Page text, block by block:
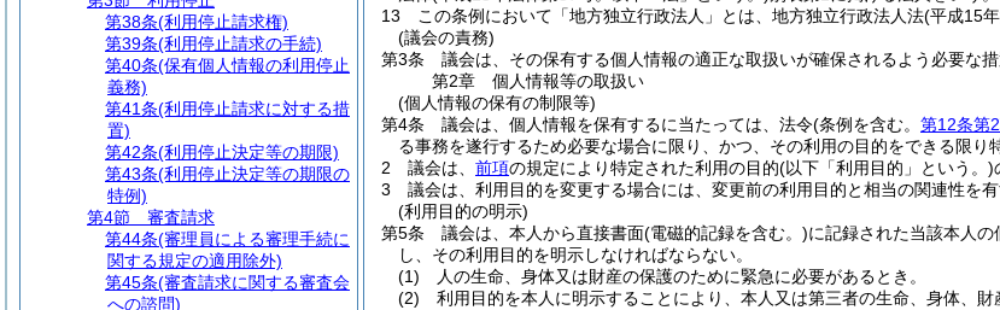
13
この条例において「地方独立行政法人」とは、地方独立行政法人法(平成15
(議会の責務)
第3条
議会は、その保有する個人情報の適正な取扱いが確保されるよう必要な措
第2章
個人情報等の取扱い
(個人情報の保有の制限等)
第4条
議会は、個人情報を保有するに当たっては、法令(条例を含む。 第12条第
る事務を遂行するため必要な場合に限り、かつ、その利用の目的をできる限り
2
議会は、 前項の規定により特定された利用の目的(以下「利用目的」という。)
3
議会は、利用目的を変更する場合には、変更前の利用目的と相当の関連性を
(利用目的の明示)
第5条
議会は、本人から直接書面(電磁的記録を含む。)に記録された当該本人
し、その利用目的を明示しなければならない。
(1)
人の生命、身体又は財産の保護のために緊急に必要があるとき。
(2)
利用目的を本人に明示することにより、本人又は第三者の生命、身体、
第38条(利用停止請求権)
第39条(利用停止請求の手続)
第40条(保有個人情報の利用停止
義務)
第41条(利用停止請求に対する措
置)
第42条(利用停止決定等の期限)
第43条(利用停止決定等の期限の
特例)
第4節
審査請求
第44条(審理員による審理手続に
関する規定の適用除外)
第45条(審査請求に関する審査会
への諮問)